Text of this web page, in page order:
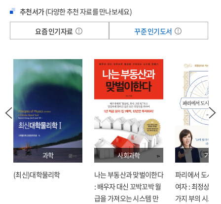
추천서가(다양한 추천 자료를 만나보세요)
요즘 인기자료
꾸준 인기도서
과학
(최신)대학물리학
사회과학
나는 부동산과 맞벌이한다
: 배우자 대신 꼬박꼬박 월
급을 가져오는 시스템 만
기술
파리에서 도시락
여자 : 최정상으
가지 부의 시크릿